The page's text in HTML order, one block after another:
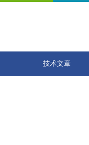
技术文章